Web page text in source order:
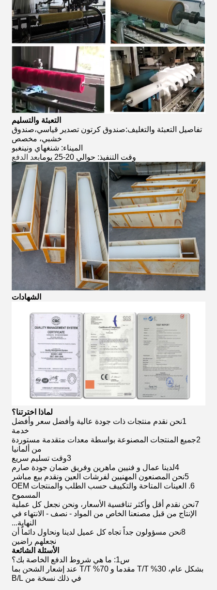
التعبئة والتسليم
تفاصيل التعبئة والتغليف:صندوق كرتون تصدير قياسي،صندوق
خشبي، مخصص
الميناء: شنغهاي ونينغبو
وقت التنفيذ: حوالي 20-25 يوما
بعد الدفع
الشهادات
لماذا اخترتنا؟
1نحن نقدم منتجات ذات جودة عالية وأفضل سعر وأفضل
خدمة
2جميع المنتجات المصنوعة بواسطة معدات متقدمة مستوردة
من ألمانيا
3وقت تسليم سريع
4لدينا عمال و فنيين ماهرين وفريق ضمان جودة صارم
5نحن المصنعون المهنيين لفرشات العين ونقدم بيع مباشر
6. العينات المتاحة والتكييف حسب الطلب والمنتجات OEM
المسموح
7نحن نقدم أقل وأكثر تنافسية الأسعار، ونحن نجعل كل عملية
الإنتاج من قبل مصنعنا الخاص من المواد - نصف - الانتهاء في
النهاية...
8نحن مسؤولون جداً تجاه كل عميل لدينا ونحاول دائماً أن
نجعلهم راضين
الأسئلة الشائعة
س1: ما هي شروط الدفع الخاصة بك؟
بشكل عام، 30% T/T مقدما و 70% T/T عند إشعار الشحن بما
في ذلك نسخة من B/L